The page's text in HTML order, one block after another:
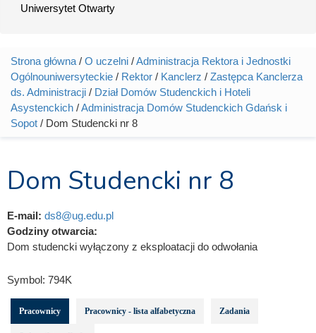
Uniwersytet Otwarty
Jesteś tutaj
Strona główna / O uczelni /Administracja Rektora i Jednostki
Ogólnouniwersyteckie / Rektor / Kanclerz / Zastępca Kanclerza
ds. Administracji / Dział Domów Studenckich i Hoteli
Asystenckich /Administracja Domów Studenckich Gdańsk i
Sopot / Dom Studencki nr 8
Dom Studencki nr 8
E-mail: ds8@ug.edu.pl
Godziny otwarcia:
Dom studencki wyłączony z eksploatacji do odwołania
Symbol: 794K
Pracownicy Pracownicy - lista alfabetyczna Zadania